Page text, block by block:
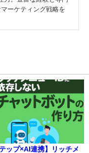
ーケティング戦略を
ップ×AI連携】リッチメ